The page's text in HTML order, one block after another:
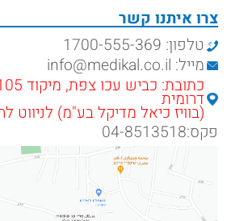
צרו איתנו קשר
טלפון: 1700-555-369
מייל: info@medikal.co.il
דרומית
(בוויז כיאל מדיקל בע"מ) לניווט
פקס:04-8513518